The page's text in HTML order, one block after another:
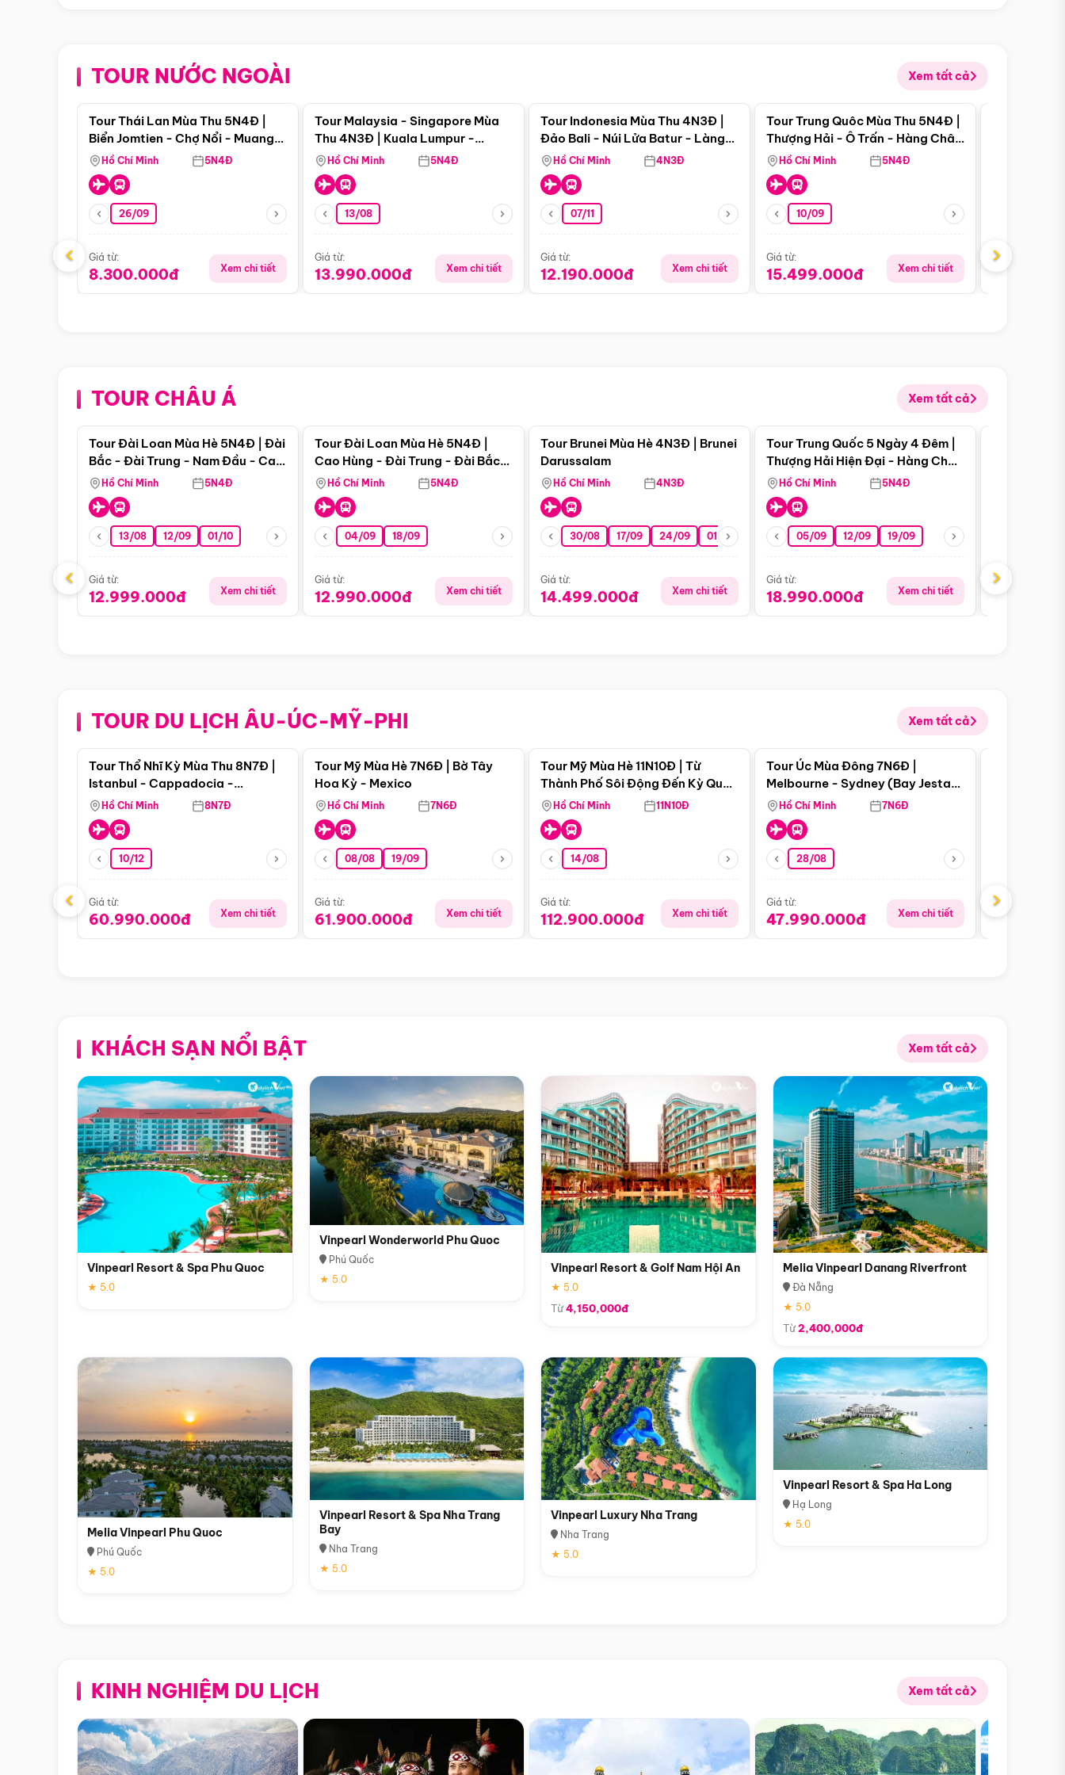
TOUR NƯỚC NGOÀI Xem tất cả
Điểm nổi bật
Tour Thái Lan Mùa Thu 5N4Đ |
Biển Jomtien - Chợ Nổi - Muang
Boran - Suanthai
Hồ Chí Minh 5N4Đ
26/09
Giá từ:
8.300.000đ Xem chi tiết
Tour Malaysia - Singapore Mùa
Thu 4N3Đ | Kuala Lumpur -
Malacca - Johor Baru -
Singapore
Hồ Chí Minh 5N4Đ
13/08
Giá từ:
13.990.000đ Xem chi tiết
Tour Indonesia Mùa Thu 4N3Đ |
Đảo Bali - Núi Lửa Batur - Làng
Penglipuran
Hồ Chí Minh 4N3Đ
07/11
Giá từ:
12.190.000đ Xem chi tiết
Điểm nổi bật
Tour Trung Quôc Mùa Thu 5N4Đ |
Thượng Hải - Ô Trấn - Hàng Châu
(Tour Không Shopping)
Hồ Chí Minh 5N4Đ
10/09
Giá từ:
15.499.000đ Xem chi tiết
Giá từ:
‹ ›
TOUR CHÂU Á Xem tất cả
Điểm nổi bật
Tour Đài Loan Mùa Hè 5N4Đ | Đài
Bắc - Đài Trung - Nam Đầu - Cao
Hùng ( Bay Vn)
Hồ Chí Minh 5N4Đ
13/08 12/09 01/10
Giá từ:
12.999.000đ Xem chi tiết
Tour Đài Loan Mùa Hè 5N4Đ |
Cao Hùng - Đài Trung - Đài Bắc
(Bay Vj)
Hồ Chí Minh 5N4Đ
04/09 18/09
Giá từ:
12.990.000đ Xem chi tiết
Tour Brunei Mùa Hè 4N3Đ | Brunei
Darussalam
Hồ Chí Minh 4N3Đ
30/08 17/09 24/09 01/10 15/10 29/10
Giá từ:
14.499.000đ Xem chi tiết
Điểm nổi bật
Tour Trung Quốc 5 Ngày 4 Đêm |
Thượng Hải Hiện Đại - Hàng Châu
Nên Thơ - Ô Trấn Cổ Kính
Hồ Chí Minh 5N4Đ
05/09 12/09 19/09
Giá từ:
18.990.000đ Xem chi tiết
Giá từ:
‹ ›
TOUR DU LỊCH ÂU-ÚC-MỸ-PHI Xem tất cả
Điểm nổi bật
Tour Thổ Nhĩ Kỳ Mùa Thu 8N7Đ |
Istanbul - Cappadocia -
Pamukkale
Hồ Chí Minh 8N7Đ
10/12
Giá từ:
60.990.000đ Xem chi tiết
Tour Mỹ Mùa Hè 7N6Đ | Bờ Tây
Hoa Kỳ - Mexico
Hồ Chí Minh 7N6Đ
08/08 19/09
Giá từ:
61.900.000đ Xem chi tiết
Tour Mỹ Mùa Hè 11N10Đ | Từ
Thành Phố Sôi Động Đến Kỳ Quan
Thiên Nhiên Mỹ
Hồ Chí Minh 11N10Đ
14/08
Giá từ:
112.900.000đ Xem chi tiết
Điểm nổi bật
Tour Úc Mùa Đông 7N6Đ |
Melbourne - Sydney (Bay Jestar
Airways)
Hồ Chí Minh 7N6Đ
28/08
Giá từ:
47.990.000đ Xem chi tiết
Giá từ:
‹ ›
KHÁCH SẠN NỔI BẬT Xem tất cả
Vinpearl Resort & Spa Phu Quoc
★ 5.0
Vinpearl Wonderworld Phu Quoc
Phú Quốc
★ 5.0
Vinpearl Resort & Golf Nam Hội An
★ 5.0
Từ4,150,000đ
Melia Vinpearl Danang Riverfront
Đà Nẵng
★ 5.0
Từ2,400,000đ
Melia Vinpearl Phu Quoc
Phú Quốc
★ 5.0
Vinpearl Resort & Spa Nha Trang
Bay
Nha Trang
★ 5.0
Vinpearl Luxury Nha Trang
Nha Trang
★ 5.0
Vinpearl Resort & Spa Ha Long
Hạ Long
★ 5.0
KINH NGHIỆM DU LỊCH Xem tất cả